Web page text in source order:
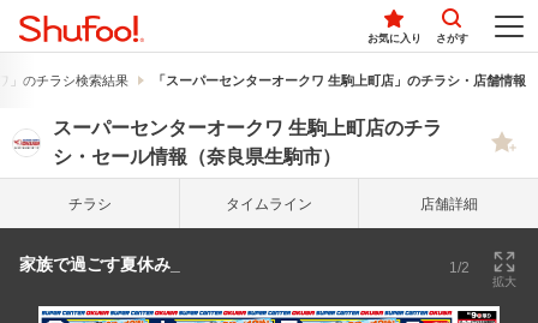
お気に入り さがす
」のチラシ検索結果 「スーパーセンターオークワ 生駒上町店」のチラシ・店舗情報
スーパーセンターオークワ 生駒上町店のチラ
シ・セール情報（奈良県生駒市）
チラシ タイム ライン 店舗詳細
家族で過ごす夏休み_ 1/2
拡大